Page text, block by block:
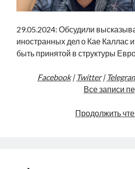
29.05.2024: Обсудили
иностранных дел о Кае Каллас
быть принятой в структуры
Facebook| Twitter|
Все записи
Продолжить